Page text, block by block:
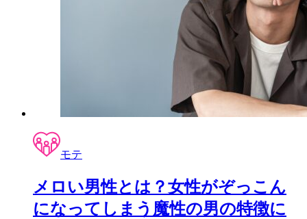
モテ
メロい男性とは？女性がぞっこん
になってしまう魔性の男の特徴に